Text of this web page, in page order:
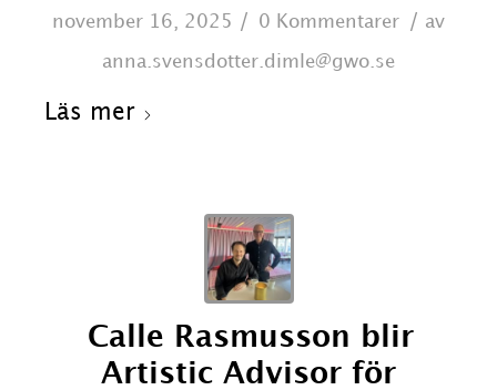
november 16, 2025 / 0 Kommentarer / av
anna.svensdotter.dimle@gwo.se
Läs mer
Calle Rasmusson blir
Artistic Advisor för